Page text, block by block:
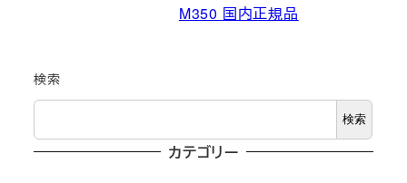
M350 国内正規品
検索
検索
カテゴリー